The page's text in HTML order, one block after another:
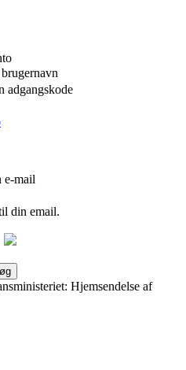
adgangskode
e-mail
din email.
Hjemsendelse af